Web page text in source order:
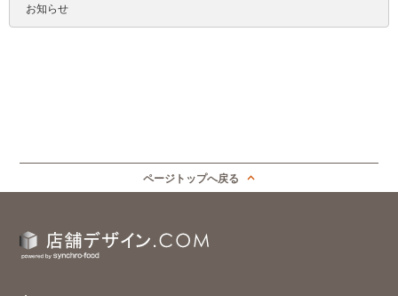
お知らせ
ページトップへ戻る